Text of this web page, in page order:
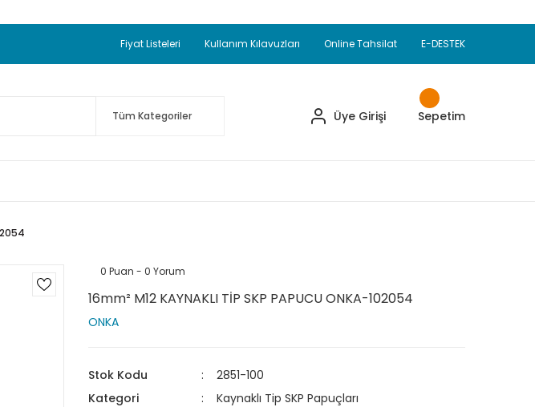
Termokupul Ürünlerinde 50 Adet Alımlarda Sepette Ekstra %5 İskonto...
Standart Bayonet J Tip Termokupul Ürünlerinde 250 Adet Alımlarda Sepette
50.000,00TL ve Üzeri EMKO Ürünleri Alışverişlerinizde Sepette
Fiyat Listeleri Kullanım Kılavuzları Online Tahsilat E-DESTEK
Üye Girişi Sepetim
0 Puan - 0 Yorum
16mm² M12 KAYNAKLI TİP SKP PAPUCU ONKA-102054
ONKA
Stok Kodu
2851-100
Kategori
Kaynaklı Tip SKP Papuçları